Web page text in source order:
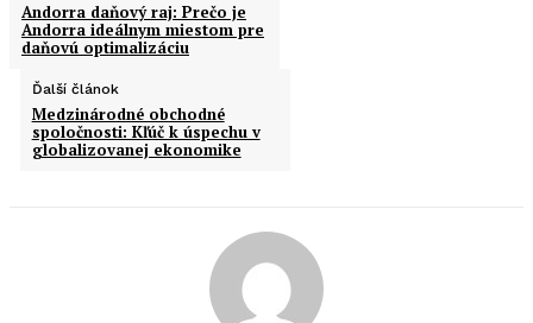
Andorra daňový raj: Prečo je
Andorra ideálnym miestom pre
daňovú optimalizáciu
Ďalší článok
Medzinárodné obchodné
spoločnosti: Kľúč k úspechu v
globalizovanej ekonomike